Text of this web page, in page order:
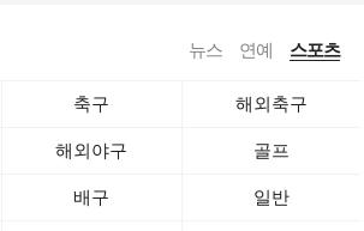
뉴스 연예 스포츠
축구 해외축구
해외야구 골프
배구 일반